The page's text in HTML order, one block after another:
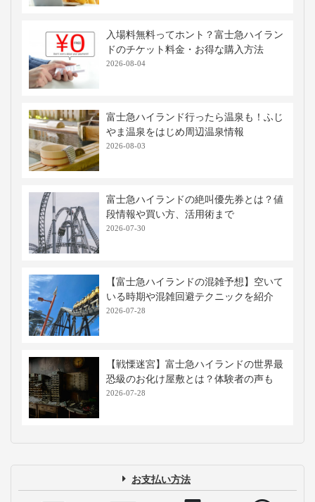
入場料無料ってホント？富士急ハイラン
ドのチケット料金・お得な購入方法
2026-08-04
富士急ハイランド行ったら温泉も！ふじ
やま温泉をはじめ周辺温泉情報
2026-08-03
富士急ハイランドの絶叫優先券とは？値
段情報や買い方、活用術まで
2026-07-30
【富士急ハイランドの混雑予想】空いて
いる時期や混雑回避テクニックを紹介
2026-07-28
【戦慄迷宮】富士急ハイランドの世界最
恐級のお化け屋敷とは？体験者の声も
2026-07-28
お支払い方法